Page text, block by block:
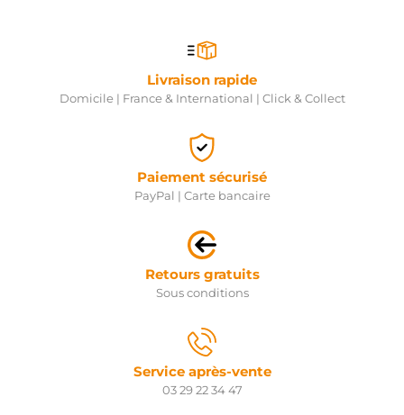
Livraison rapide
Domicile | France & International | Click & Collect
Paiement sécurisé
PayPal | Carte bancaire
Retours gratuits
Sous conditions
Service après-vente
03 29 22 34 47